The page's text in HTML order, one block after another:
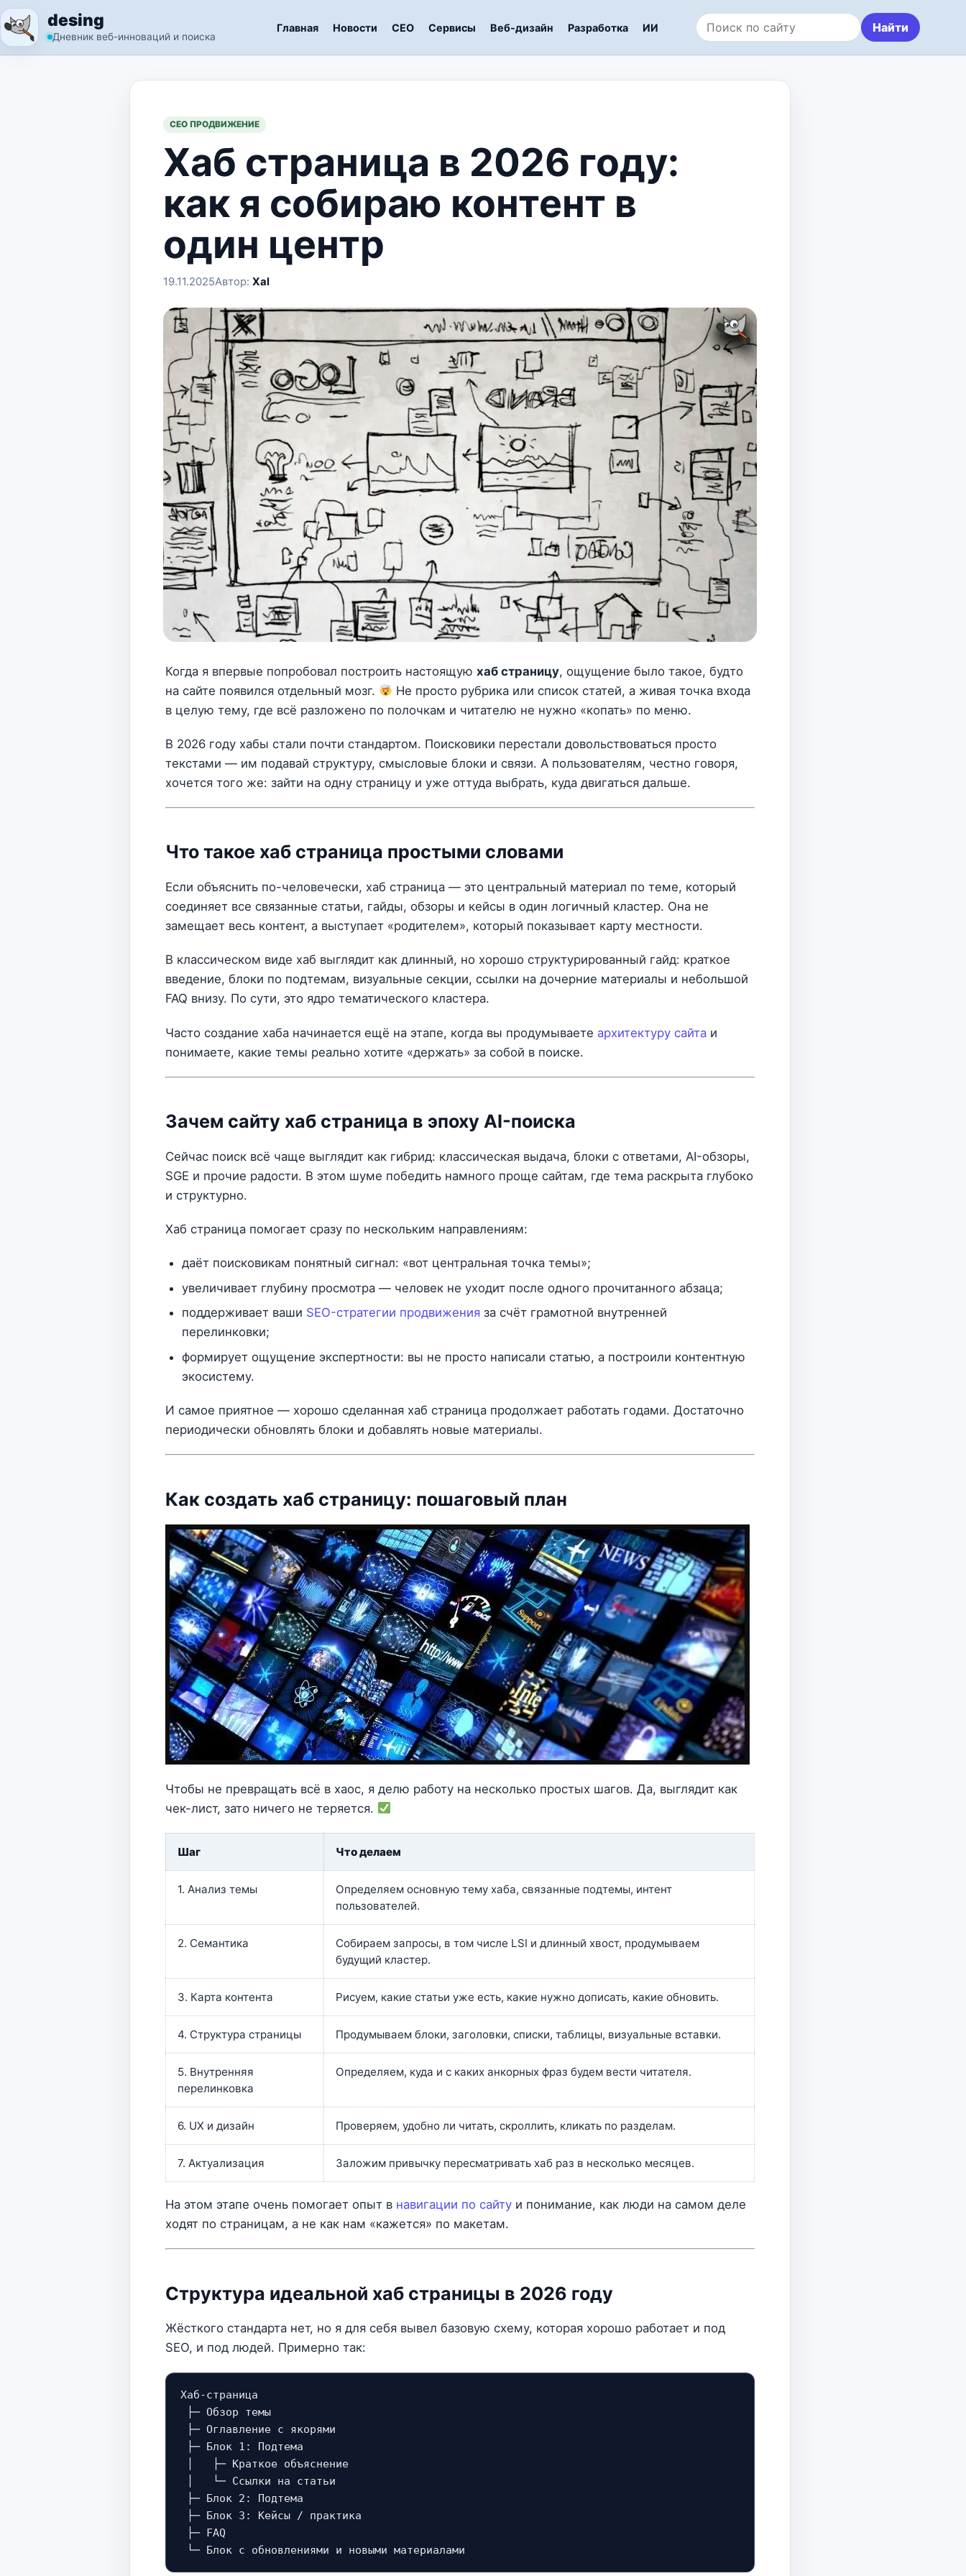
Перейти к содержимому
desing
Дневник веб-инноваций и поиска
Главная Новости СЕО Сервисы Веб-дизайн Разработка ИИ
Поиск по сайту
Найти
СЕО ПРОДВИЖЕНИЕ
Хаб страница в 2026 году:
как я собираю контент в
один центр
19.11.2025Автор: Xal
Когда я впервые попробовал построить настоящую хаб страницу, ощущение было такое, будто
на сайте появился отдельный мозг.
Не просто рубрика или список статей, а живая точка входа
в целую тему, где всё разложено по полочкам и читателю не нужно «копать» по меню.
В 2026 году хабы стали почти стандартом. Поисковики перестали довольствоваться просто
текстами — им подавай структуру, смысловые блоки и связи. А пользователям, честно говоря,
хочется того же: зайти на одну страницу и уже оттуда выбрать, куда двигаться дальше.
Что такое хаб страница простыми словами
Если объяснить по-человечески, хаб страница — это центральный материал по теме, который
соединяет все связанные статьи, гайды, обзоры и кейсы в один логичный кластер. Она не
замещает весь контент, а выступает «родителем», который показывает карту местности.
В классическом виде хаб выглядит как длинный, но хорошо структурированный гайд: краткое
введение, блоки по подтемам, визуальные секции, ссылки на дочерние материалы и небольшой
FAQ внизу. По сути, это ядро тематического кластера.
Часто создание хаба начинается ещё на этапе, когда вы продумываете архитектуру сайта и
понимаете, какие темы реально хотите «держать» за собой в поиске.
Зачем сайту хаб страница в эпоху AI-поиска
Сейчас поиск всё чаще выглядит как гибрид: классическая выдача, блоки с ответами, AI-обзоры,
SGE и прочие радости. В этом шуме победить намного проще сайтам, где тема раскрыта глубоко
и структурно.
Хаб страница помогает сразу по нескольким направлениям:
даёт поисковикам понятный сигнал: «вот центральная точка темы»;
увеличивает глубину просмотра — человек не уходит после одного прочитанного абзаца;
поддерживает ваши SEO-стратегии продвижения за счёт грамотной внутренней
перелинковки;
формирует ощущение экспертности: вы не просто написали статью, а построили контентную
экосистему.
И самое приятное — хорошо сделанная хаб страница продолжает работать годами. Достаточно
периодически обновлять блоки и добавлять новые материалы.
Как создать хаб страницу: пошаговый план
Чтобы не превращать всё в хаос, я делю работу на несколько простых шагов. Да, выглядит как
чек-лист, зато ничего не теряется.
Шаг Что делаем
1. Анализ темы
Определяем основную тему хаба, связанные подтемы, интент
пользователей.
2. Семантика
Собираем запросы, в том числе LSI и длинный хвост, продумываем
будущий кластер.
3. Карта контента Рисуем, какие статьи уже есть, какие нужно дописать, какие обновить.
4. Структура страницы Продумываем блоки, заголовки, списки, таблицы, визуальные вставки.
5. Внутренняя
перелинковка
Определяем, куда и с каких анкорных фраз будем вести читателя.
6. UX и дизайн Проверяем, удобно ли читать, скроллить, кликать по разделам.
7. Актуализация Заложим привычку пересматривать хаб раз в несколько месяцев.
На этом этапе очень помогает опыт в навигации по сайту и понимание, как люди на самом деле
ходят по страницам, а не как нам «кажется» по макетам.
Структура идеальной хаб страницы в 2026 году
Жёсткого стандарта нет, но я для себя вывел базовую схему, которая хорошо работает и под
SEO, и под людей. Примерно так:
Хаб-страница
├─ Обзор темы
├─ Оглавление с якорями
├─ Блок 1: Подтема
│   ├─ Краткое объяснение
│   └─ Ссылки на статьи
├─ Блок 2: Подтема
├─ Блок 3: Кейсы / практика
├─ FAQ